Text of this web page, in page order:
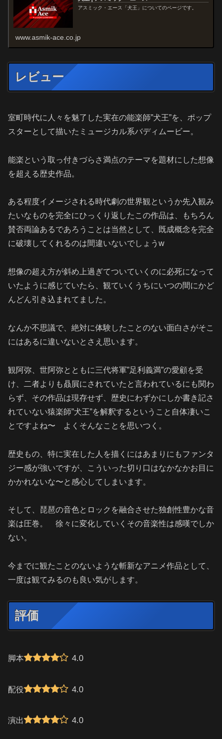
アスミック・エース「犬王」についてのページです。
www.asmik-ace.co.jp
レビュー
室町時代に人々を魅了した実在の能楽師”犬王”を、ポップ
スターとして描いたミュージカル系バディムービー。
能楽という取っ付きづらさ満点のテーマを題材にした想像
を超える歴史作品。
ある程度イメージされる時代劇の世界観というか先入観み
たいなものを完全にひっくり返したこの作品は、もちろん
賛否両論あるであろうことは当然として、既成概念を完全
に破壊してくれるのは間違いないでしょうw
想像の超え方が斜め上過ぎてついていくのに必死になって
いたように感じていたら、観ていくうちにいつの間にかど
んどん引き込まれてました。
なんか不思議で、絶対に体験したことのない面白さがそこ
にはあるに違いないとさえ思います。
観阿弥、世阿弥とともに三代将軍”足利義満”の愛顧を受
け、二者よりも贔屓にされていたと言われているにも関わ
らず、その作品は現存せず、歴史にわずかにしか書き記さ
れていない猿楽師”犬王”を解釈するということ自体凄いこ
とですよね〜 よくそんなことを思いつく。
歴史もの、特に実在した人を描くにはあまりにもファンタ
ジー感が強いですが、こういった切り口はなかなかお目に
かかれないな〜と感心してしまいます。
そして、琵琶の音色とロックを融合させた独創性豊かな音
楽は圧巻。 徐々に変化していくその音楽性は感嘆でしか
ない。
今までに観たことのないような斬新なアニメ作品として、
一度は観てみるのも良い気がします。
評価
脚本 4.0
配役 4.0
演出 4.0